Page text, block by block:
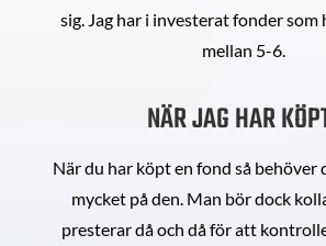
sig. Jag har i investerat fonder som
mellan 5-6.
NÄR JAG HAR
När du har köpt en fond så behöver
mycket på den. Man bör dock
presterar då och då för att